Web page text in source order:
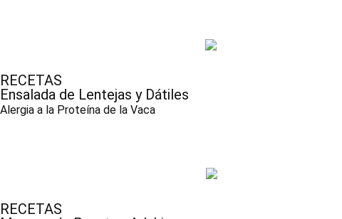
RECETAS
Ensalada de Lentejas y Dátiles
Alergia a la Proteína de la Vaca
RECETAS